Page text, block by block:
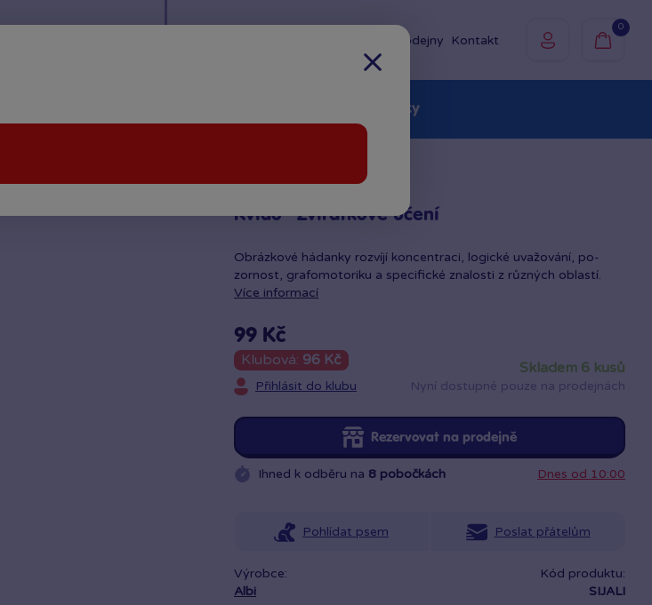
Prodejny Kontakt
0
Značky
Kvído - Zvířátkové učení
Obrázkové hádanky rozvíjí koncen­traci, logické uvažování, po­
zornost, grafomotoriku a specifické znalosti z různých oblastí.
Více informací
99 Kč
Klubová: 96 Kč
Přihlásit do klubu
skladem 6 kusů
Nyní dostupné pouze na prodejnách
Rezervovat na prodejně
Ihned k odběru na 8 pobočkách Dnes od 10:00
Pohlídat psem Poslat přátelům
Výrobce:
Albi
Kód produktu:
SIJALI